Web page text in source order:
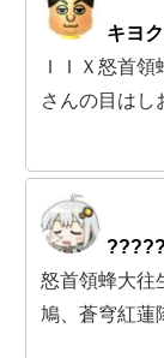
キヨ
ＩＩＸ怒首
さんの目はし
怒首領蜂大往
鳩、蒼穹紅蓮